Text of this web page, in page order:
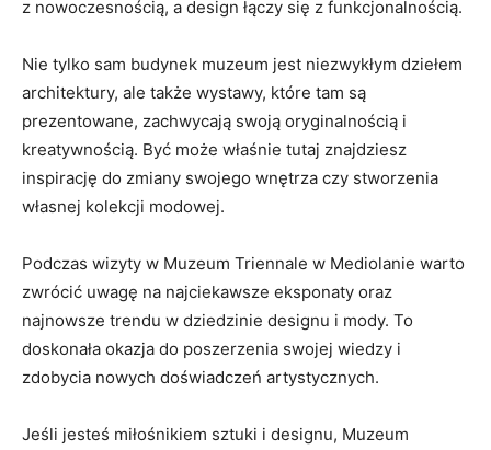
z ⁣nowoczesnością, a​ design łączy się z‍ funkcjonalnością.
Nie tylko sam budynek muzeum jest niezwykłym dziełem⁣
architektury, ​ale‍ także wystawy, które tam są
⁤prezentowane, zachwycają​ swoją oryginalnością i
kreatywnością. Być ⁤może właśnie ⁤tutaj znajdziesz⁣
inspirację do zmiany swojego wnętrza​ czy stworzenia⁢
własnej kolekcji modowej.
Podczas wizyty w ⁣Muzeum ⁣Triennale ‌w ​Mediolanie warto
zwrócić‍ uwagę na najciekawsze eksponaty⁢ oraz
najnowsze⁢ trendu w dziedzinie designu‍ i mody. ⁣To
doskonała ‍okazja‌ do ⁣poszerzenia⁤ swojej wiedzy i
zdobycia⁤ nowych doświadczeń artystycznych.
Jeśli jesteś miłośnikiem sztuki i ​designu, Muzeum